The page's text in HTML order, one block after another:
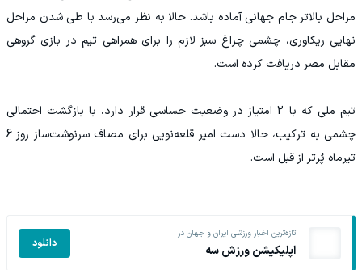
مراحل بالاتر جام جهانی آماده باشد. حالا به نظر می‌رسد با طی شدن مراحل
نهایی ریکاوری، چشمی چراغ سبز لازم را برای همراهی تیم در بازی گروهی
مقابل مصر دریافت کرده است.
تیم ملی که با 2 امتیاز در وضعیت حساسی قرار دارد، با بازگشت احتمالی
چشمی به ترکیب، حالا دست امیر قلعه‌نویی برای مصاف سرنوشت‌ساز روز 6
تیرماه پُرتر از قبل است.
تازه‌ترین اخبار ورزشی ایران و جهان در
اپلیکیشن ورزش سه دانلود